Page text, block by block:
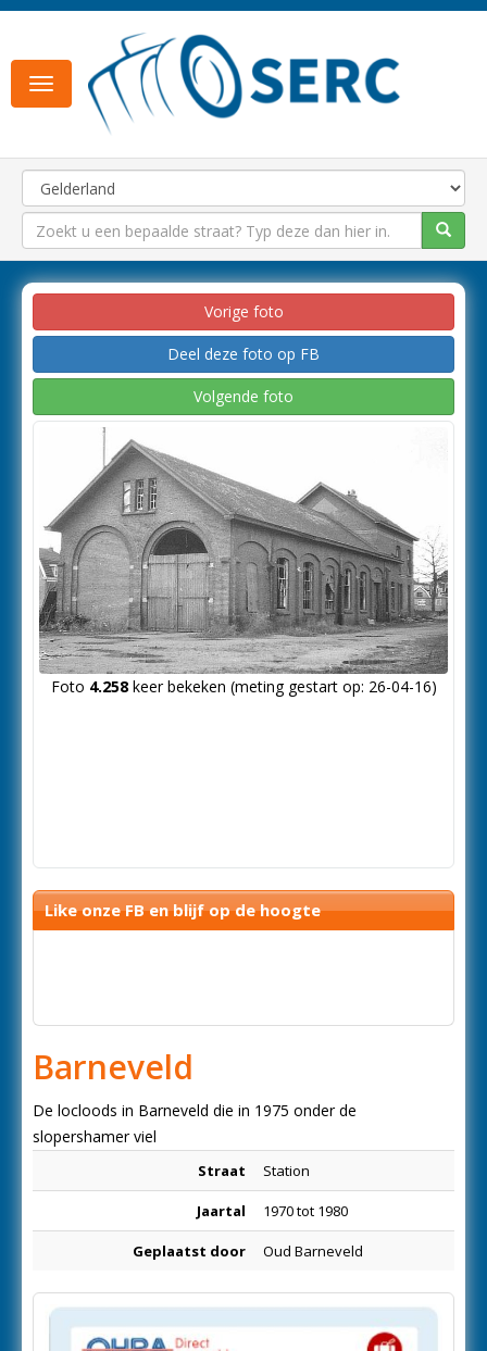
Toggle
navigation
Vorige foto
Deel deze foto op FB
Volgende foto
Foto 4.258keer bekeken (meting gestart op: 26-04-16)
Like onze FB en blijf op de hoogte
Barneveld
De locloods in Barneveld die in 1975 onder de
slopershamer viel
Straat Station
Jaartal 1970 tot 1980
Geplaatst door Oud Barneveld